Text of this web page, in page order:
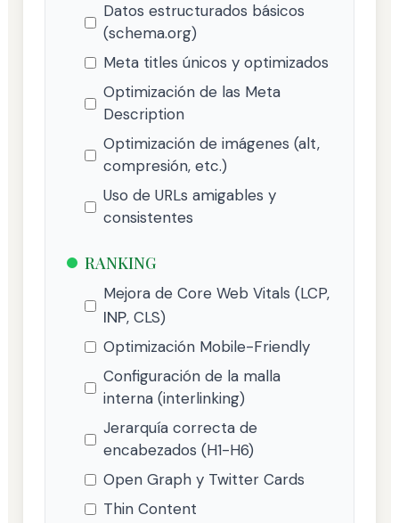
Datos estructurados básicos
(schema.org)
Meta titles únicos y optimizados
Optimización de las Meta
Description
Optimización de imágenes (alt,
compresión, etc.)
Uso de URLs amigables y
consistentes
RANKING
Mejora de Core Web Vitals (LCP,
INP, CLS)
Optimización Mobile-Friendly
Configuración de la malla
interna (interlinking)
Jerarquía correcta de
encabezados (H1-H6)
Open Graph y Twitter Cards
Thin Content